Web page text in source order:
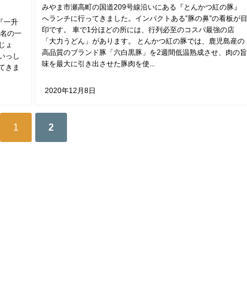
一升
の一
ょ
っし
きま
みやま市瀬高町の国道209号線沿いにある『とんかつ紅の豚』
へランチに行ってきました。インパクトある‟豚の鼻”の看板が目
印です。 車で1分ほどの所には、行列必至のコスパ最強の店
「大力うどん」があります。 とんかつ紅の豚では、鹿児島産の
高品質のブランド豚「六白黒豚」を2週間低温熟成させ、肉の旨
味を最大に引き出させた豚肉を使...
2020年12月8日
1 2